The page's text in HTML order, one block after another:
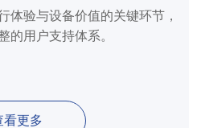
体验与设备价值的关键环节，
的用户支持体系。
看更多